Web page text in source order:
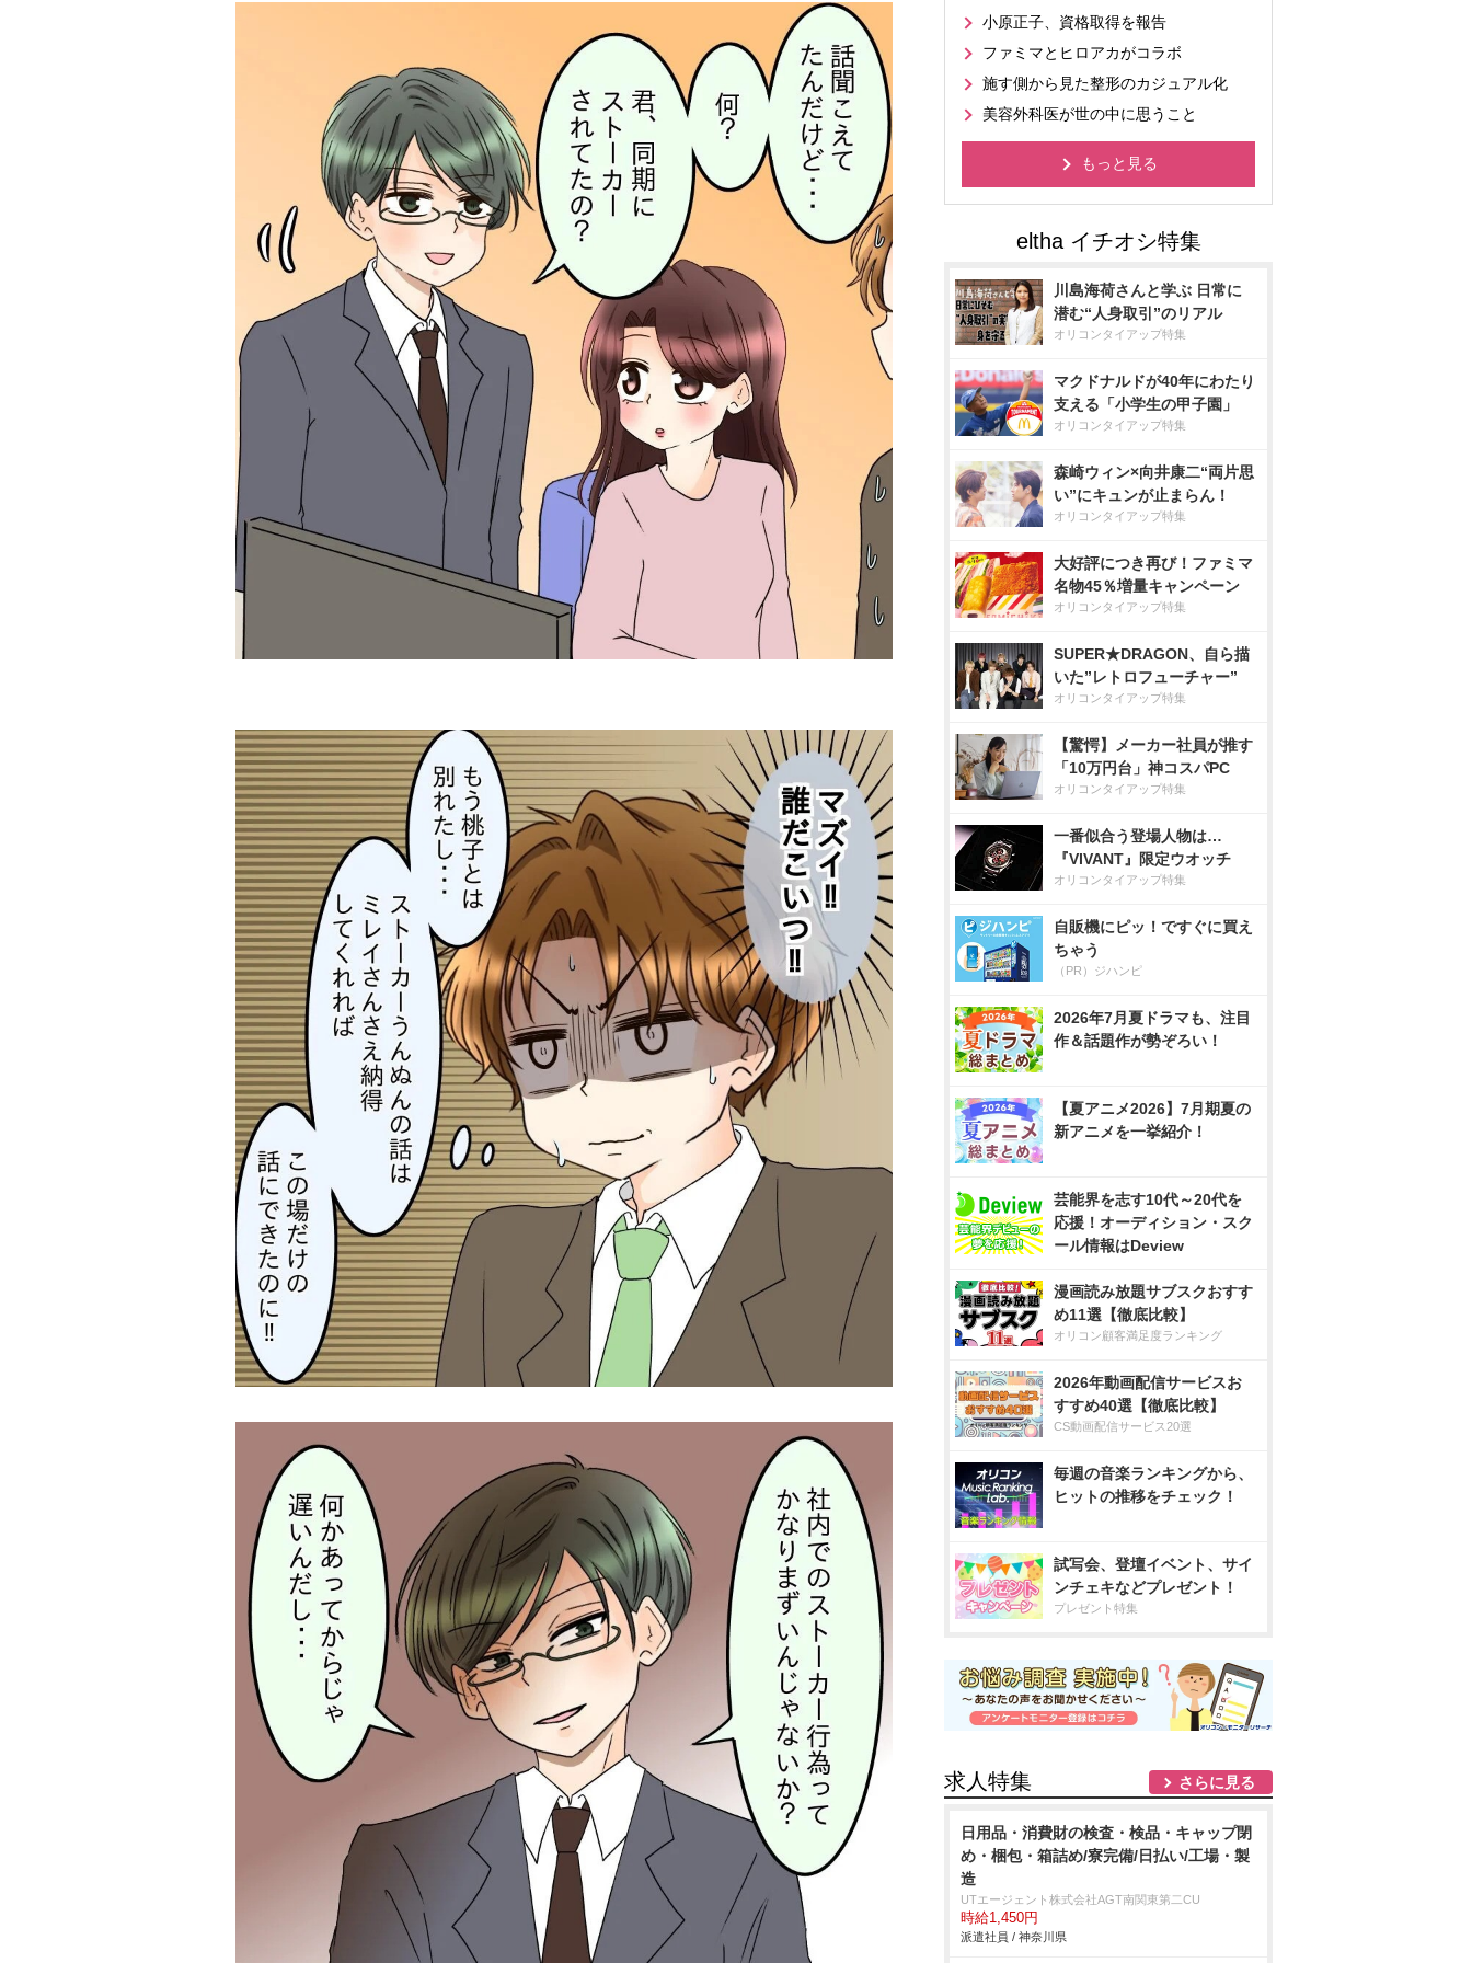
小原正子、資格取得を報告
ファミマとヒロアカがコラボ
施す側から見た整形のカジュアル化
美容外科医が世の中に思うこと
もっと見る
川島海荷さんと学ぶ 日常に
潜む“人身取引”のリアル
オリコンタイアップ特集
マクドナルドが40年にわたり
支える「小学生の甲子園」
オリコンタイアップ特集
森崎ウィン×向井康二“両片思
い”にキュンが止まらん！
オリコンタイアップ特集
大好評につき再び！ファミマ
名物45％増量キャンペーン
オリコンタイアップ特集
SUPER★DRAGON、自ら描
いた”レトロフューチャー”
オリコンタイアップ特集
【驚愕】メーカー社員が推す
「10万円台」神コスパPC
オリコンタイアップ特集
一番似合う登場人物は…
『VIVANT』限定ウオッチ
オリコンタイアップ特集
自販機にピッ！ですぐに買え
ちゃう
（PR）ジハンピ
2026年7月夏ドラマも、注目
作＆話題作が勢ぞろい！
【夏アニメ2026】7月期夏の
新アニメを一挙紹介！
芸能界を志す10代～20代を
応援！オーディション・スク
ール情報はDeview
漫画読み放題サブスクおすす
め11選【徹底比較】
オリコン顧客満足度ランキング
2026年動画配信サービスお
すすめ40選【徹底比較】
CS動画配信サービス20選
毎週の音楽ランキングから、
ヒットの推移をチェック！
試写会、登壇イベント、サイ
ンチェキなどプレゼント！
プレゼント特集
求人特集 さらに見る
日用品・消費財の検査・検品・キャップ閉
め・梱包・箱詰め/寮完備/日払い/工場・製
造
UTエージェント株式会社AGT南関東第二CU
時給1,450円
派遣社員 / 神奈川県